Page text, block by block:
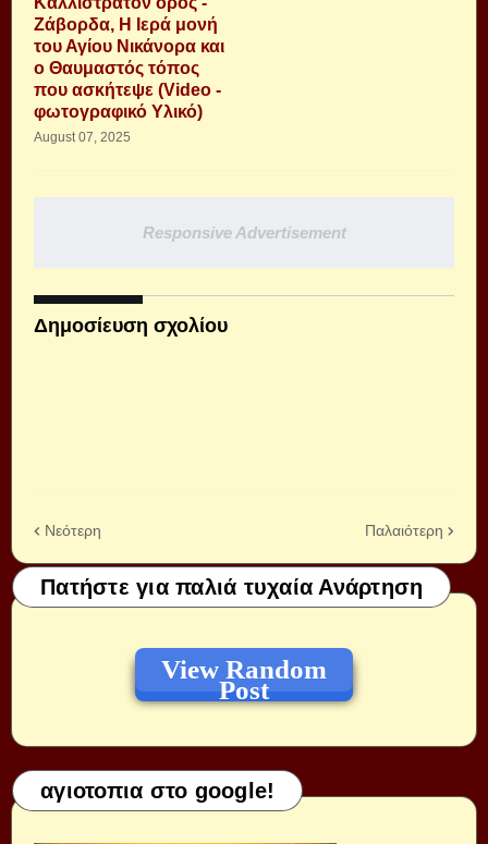
Ζάβορδα, Η Ιερά μονή
του Αγίου Νικάνορα και
ο Θαυμαστός τόπος
που ασκήτεψε (Video -
φωτογραφικό Υλικό)
August 07, 2025
Responsive Advertisement
Δημοσίευση σχολίου
Νεότερη Παλαιότερη
Πατήστε για παλιά τυχαία Ανάρτηση
View Random
Post
αγιοτοπια στο google!